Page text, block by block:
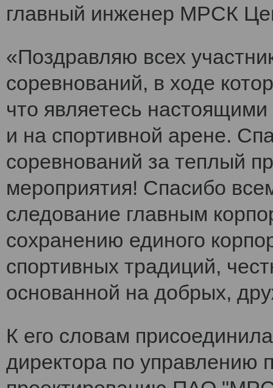
главный инженер МРСК
«Поздравляю всех
соревнований, в ходе
что являетесь
и на спортивной арене.
соревнований за теплый
мероприятия! Спасибо
следование главным
сохранению единого
спортивных традиций,
основанной на добрых,
К его словам
директора по управлению